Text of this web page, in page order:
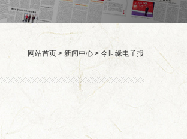
网站首页 > 新闻中心 > 今世缘电子报